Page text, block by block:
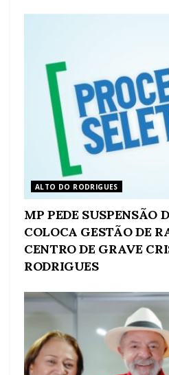
ALTO DO RODRIGUES
MP PEDE SUSPENSÃO
COLOCA GESTÃO DE
CENTRO DE GRAVE
RODRIGUES